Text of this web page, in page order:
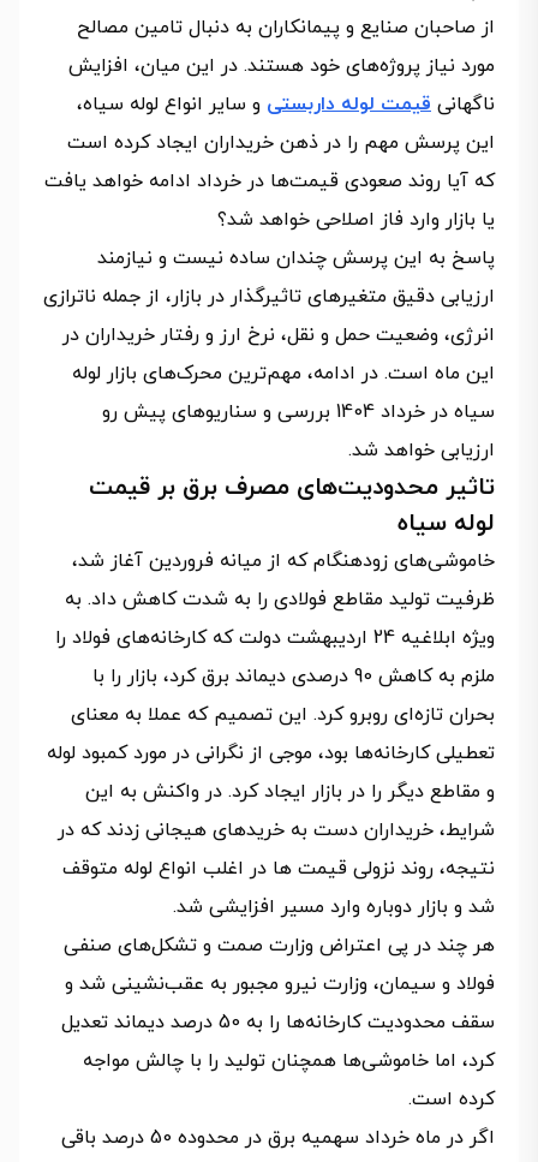
از صاحبان صنایع و پیمانکاران به دنبال تامین مصالح
مورد نیاز پروژه‌های خود هستند. در این میان، افزایش
ناگهانی قیمت لوله داربستی و سایر انواع لوله سیاه،
این پرسش مهم را در ذهن خریداران ایجاد کرده است
که آیا روند صعودی قیمت‌ها در خرداد ادامه خواهد یافت
یا بازار وارد فاز اصلاحی خواهد شد؟
پاسخ به این پرسش چندان ساده نیست و نیازمند
ارزیابی دقیق متغیرهای تاثیرگذار در بازار، از جمله ناترازی
انرژی، وضعیت حمل و نقل، نرخ ارز و رفتار خریداران در
این ماه است. در ادامه، مهم‌ترین محرک‌های بازار لوله
سیاه در خرداد 1404 بررسی و سناریوهای پیش رو
ارزیابی خواهد شد.
تاثیر محدودیت‌های مصرف برق بر قیمت
لوله سیاه
خاموشی‌های زودهنگام که از میانه فروردین آغاز شد،
ظرفیت تولید مقاطع فولادی را به شدت کاهش داد. به
ویژه ابلاغیه 24 اردیبهشت دولت که کارخانه‌های فولاد را
ملزم به کاهش 90 درصدی دیماند برق کرد، بازار را با
بحران تازه‌ای روبرو کرد. این تصمیم که عملا به معنای
تعطیلی کارخانه‌ها بود، موجی از نگرانی در مورد کمبود لوله
و مقاطع دیگر را در بازار ایجاد کرد. در واکنش به این
شرایط، خریداران دست به خریدهای هیجانی زدند که در
نتیجه، روند نزولی قیمت ها در اغلب انواع لوله متوقف
شد و بازار دوباره وارد مسیر افزایشی شد.
هر چند در پی اعتراض وزارت صمت و تشکل‌های صنفی
فولاد و سیمان، وزارت نیرو مجبور به عقب‌نشینی شد و
سقف محدودیت کارخانه‌ها را به 50 درصد دیماند تعدیل
کرد، اما خاموشی‌ها همچنان تولید را با چالش مواجه
کرده است.
اگر در ماه خرداد سهمیه برق در محدوده 50 درصد باقی